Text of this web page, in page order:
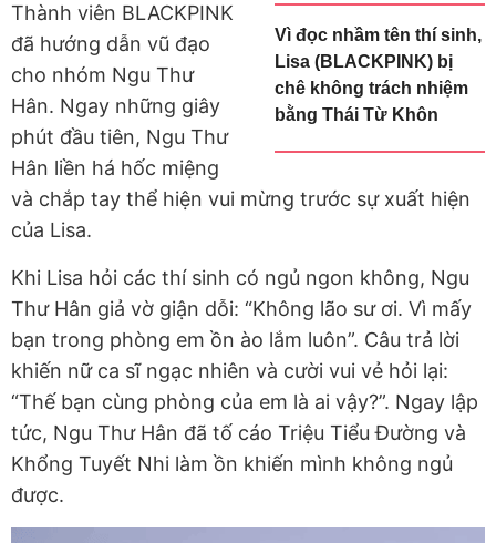
Vì đọc nhầm tên thí sinh,
Lisa (BLACKPINK) bị
chê không trách nhiệm
bằng Thái Từ Khôn
Thành viên BLACKPINK
đã hướng dẫn vũ đạo
cho nhóm Ngu Thư
Hân. Ngay những giây
phút đầu tiên, Ngu Thư
Hân liền há hốc miệng
và chắp tay thể hiện vui mừng trước sự xuất hiện
của Lisa.
Khi Lisa hỏi các thí sinh có ngủ ngon không, Ngu
Thư Hân giả vờ giận dỗi: “Không lão sư ơi. Vì mấy
bạn trong phòng em ồn ào lắm luôn”. Câu trả lời
khiến nữ ca sĩ ngạc nhiên và cười vui vẻ hỏi lại:
“Thế bạn cùng phòng của em là ai vậy?”. Ngay lập
tức, Ngu Thư Hân đã tố cáo Triệu Tiểu Đường và
Khổng Tuyết Nhi làm ồn khiến mình không ngủ
được.